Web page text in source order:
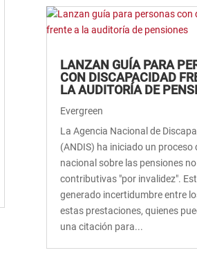
LANZAN GUÍA PARA
CON DISCAPACIDAD
LA AUDITORÍA DE
Evergreen
La Agencia Nacional de
(ANDIS) ha iniciado un proceso
nacional sobre las pensiones no
contributivas "por invalidez".
generado incertidumbre entre
estas prestaciones, quienes
una citación para...